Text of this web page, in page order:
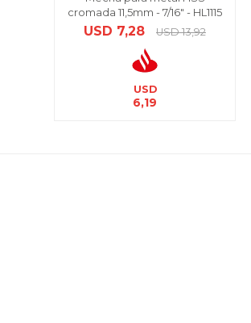
cromada 11,5mm - 7/16" - HL1115
USD 7,28 USD 13,92
USD
6,19